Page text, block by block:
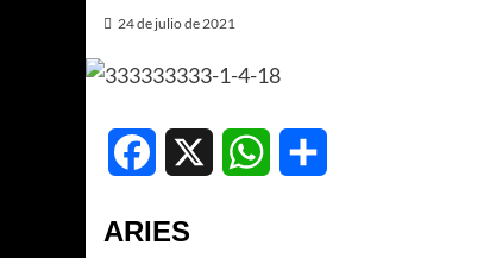
24 de julio de 2021
Facebook WhatsApp
ARIES